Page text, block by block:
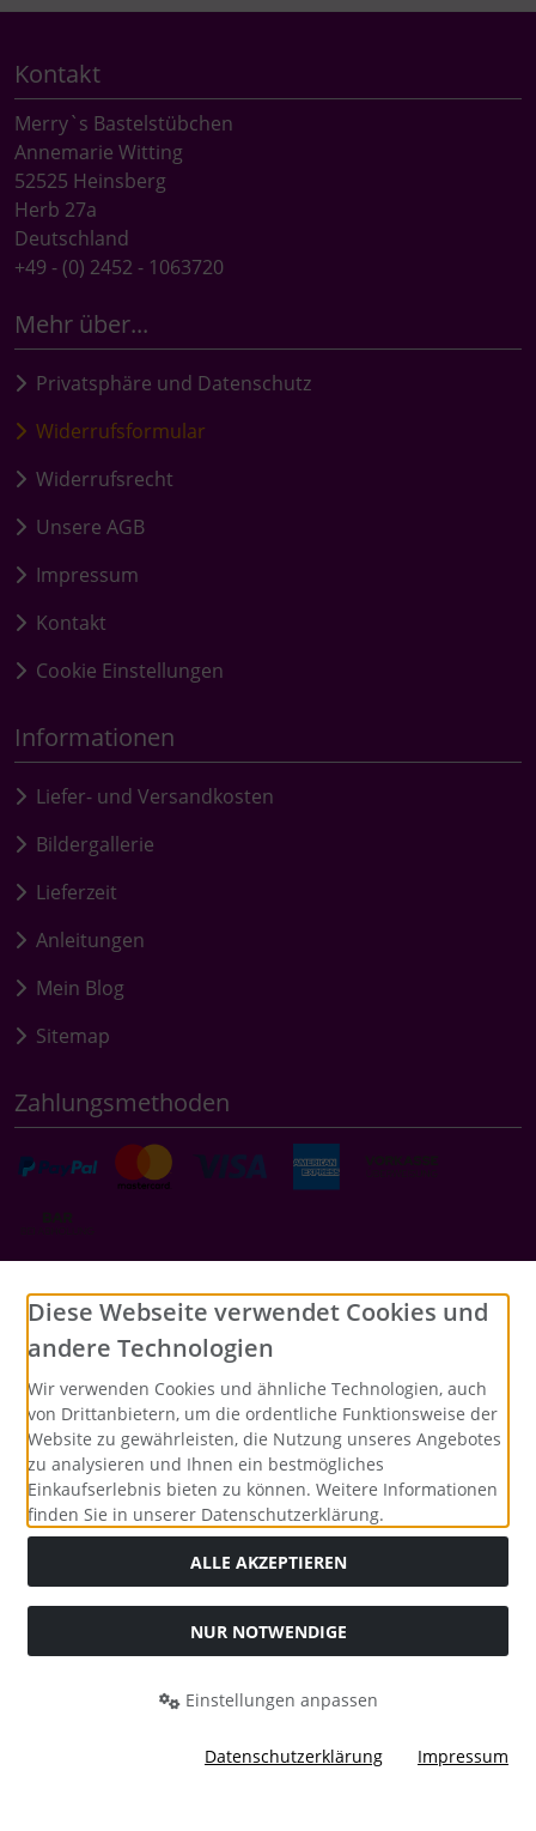
Kontakt
Merry`s Bastelstübchen
Annemarie Witting
52525 Heinsberg
Herb 27a
Deutschland
+49 - (0) 2452 - 1063720
Mehr über...
Privatsphäre und Datenschutz
Widerrufsformular
Widerrufsrecht
Unsere AGB
Impressum
Kontakt
Cookie Einstellungen
Informationen
Liefer- und Versandkosten
Bildergallerie
Lieferzeit
Anleitungen
Mein Blog
Sitemap
Zahlungsmethoden
Social Media
Alle Preise inkl. gesetzl. MwSt. zzgl.Versandkosten
durchgestrichenen Preise entsprechen dem bisherigen Preis
Merrys Bastelstübchen - Der kreative Shop für Bastelfans. ©
Diese Webseite verwendet Cookies und
andere Technologien
Wir verwenden Cookies und ähnliche Technologien, auch
von Drittanbietern, um die ordentliche Funktionsweise der
Website zu gewährleisten, die Nutzung unseres Angebotes
zu analysieren und Ihnen ein bestmögliches
Einkaufserlebnis bieten zu können. Weitere Informationen
finden Sie in unserer Datenschutzerklärung.
ALLE AKZEPTIEREN
NUR NOTWENDIGE
Einstellungen anpassen
Datenschutzerklärung Impressum